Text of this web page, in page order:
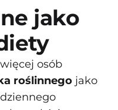
jako
osób
roślinnego jako